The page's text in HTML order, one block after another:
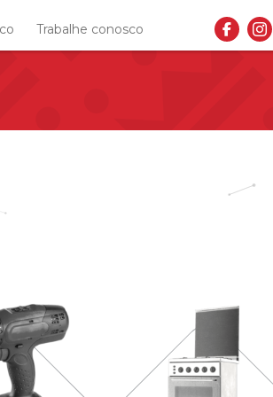
Trabalhe conosco